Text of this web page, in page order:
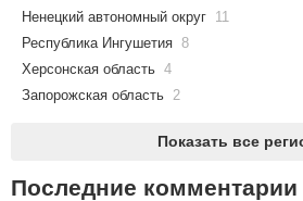
Ненецкий автономный округ 11
Республика Ингушетия 8
Херсонская область 4
Запорожская область 2
Показать все
Последние комментарии